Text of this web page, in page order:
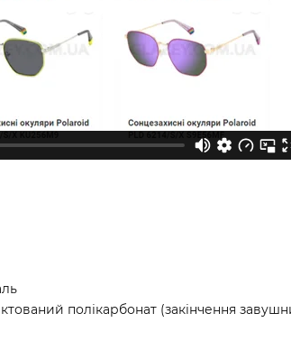
полікарбонат (закінчення